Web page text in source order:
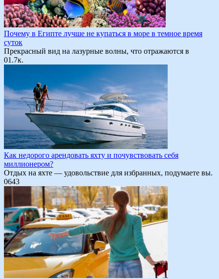
Почему в Египте лучше не купаться в море в темное время
суток
Прекрасный вид на лазурные волны, что отражаются в
01.7к.
Как недорого арендовать яхту и почувствовать себя
миллионером?
Отдых на яхте — удовольствие для избранных, подумаете вы.
0643